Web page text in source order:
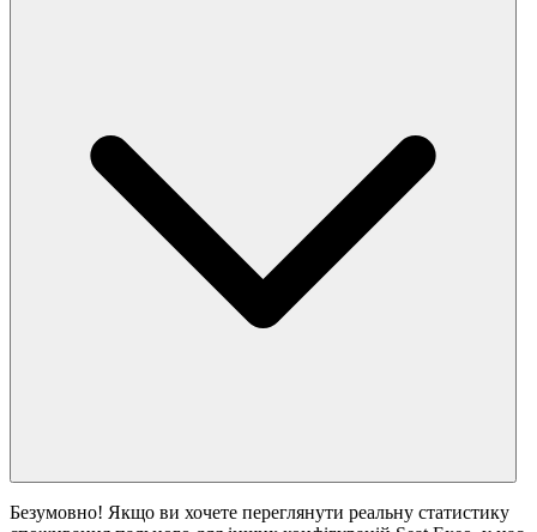
Безумовно! Якщо ви хочете переглянути реальну статистику